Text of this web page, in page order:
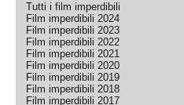
Tutti i film imperdibili
Film imperdibili 2024
Film imperdibili 2023
Film imperdibili 2022
Film imperdibili 2021
Film imperdibili 2020
Film imperdibili 2019
Film imperdibili 2018
Film imperdibili 2017